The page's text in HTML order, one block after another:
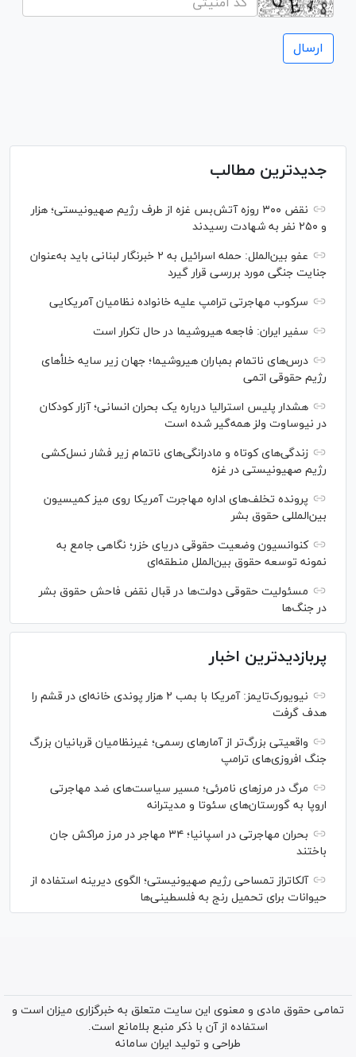
جدیدترین مطالب
نقض ۳۰۰ روزه آتش‌بس غزه از طرف رژیم صهیونیستی؛ هزار
و ۲۵۰ نفر به شهادت رسیدند
عفو بین‌الملل: حمله اسرائیل به ۲ خبرنگار لبنانی باید به‌عنوان
جنایت جنگی مورد بررسی قرار گیرد
سرکوب مهاجرتی ترامپ علیه خانواده نظامیان آمریکایی
سفیر ایران: فاجعه هیروشیما در حال تکرار است
درس‌های ناتمام بمباران هیروشیما؛ جهان زیر سایه خلأ‌های
رژیم حقوقی اتمی
هشدار پلیس استرالیا درباره یک بحران انسانی؛ آزار کودکان
در نیوساوت ولز همه‌گیر شده است
زندگی‌های کوتاه و مادرانگی‌های ناتمام زیر فشار نسل‌کشی
رژیم صهیونیستی در غزه
پرونده تخلف‌های اداره مهاجرت آمریکا روی میز کمیسیون
بین‌المللی حقوق بشر
کنوانسیون وضعیت حقوقی دریای خزر؛ نگاهی جامع به
نمونه توسعه حقوق بین‌الملل منطقه‌ای
مسئولیت حقوقی دولت‌ها در قبال نقض‌ فاحش حقوق بشر
در جنگ‌ها
پربازدیدترین اخبار
نیویورک‌تایمز: آمریکا با بمب ۲ هزار پوندی خانه‌ای در قشم را
هدف گرفت
واقعیتی بزرگ‌تر از آمار‌های رسمی؛ غیرنظامیان قربانیان بزرگ
جنگ افروزی‌های ترامپ
مرگ در مرز‌های نامرئی؛ مسیر سیاست‌های ضد مهاجرتی
اروپا به گورستان‌های سئوتا و مدیترانه
بحران مهاجرتی در اسپانیا؛ ۳۴ مهاجر در مرز مراکش جان
باختند
آلکاتراز تمساحی رژیم صهیونیستی؛ الگوی دیرینه استفاده از
حیوانات برای تحمیل رنج به فلسطینی‌ها
تمامی حقوق مادی و معنوی این سایت متعلق به خبرگزاری میزان است و
استفاده از آن با ذکر منبع بلامانع است.
طراحی و تولید ایران سامانه